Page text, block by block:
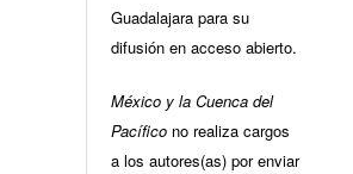
Guadalajara para su
difusión en acceso abierto.
México y la Cuenca del
Pacífico no realiza cargos
a los autores(as) por enviar